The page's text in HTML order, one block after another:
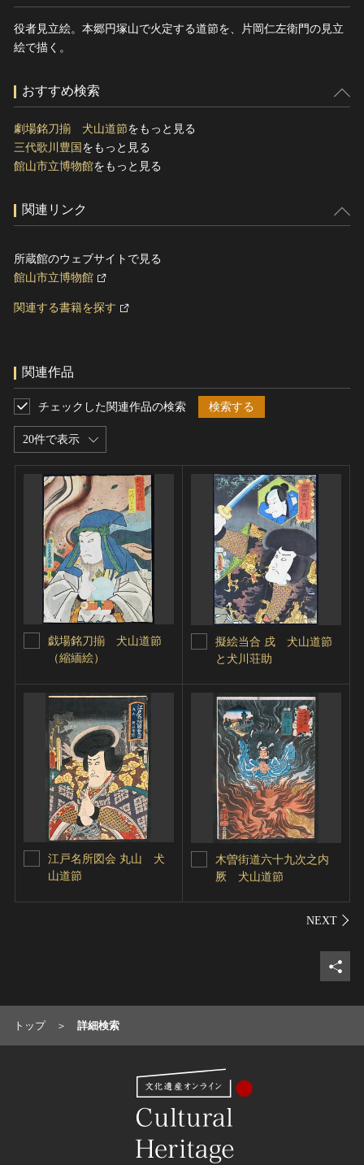
役者見立絵。本郷円塚山で火定する道節を、片岡仁左衛門の見立
絵で描く。
おすすめ検索
劇場銘刀揃 犬山道節をもっと見る
三代歌川豊国 をもっと見る
館山市立博物館をもっと見る
関連リンク
所蔵館のウェブサイトで見る
館山市立博物館
関連する書籍を探す
関連作品
20件で表示
チェックした関連作品の検索 検索する
戯場銘刀揃 犬山道節
（縮緬絵）
擬絵当合 戌 犬山道節
と犬川荘助
江戸名所図会 丸山 犬
山道節
木曽街道六十九次之内
厥 犬山道節
シェ
トップ 詳細検索